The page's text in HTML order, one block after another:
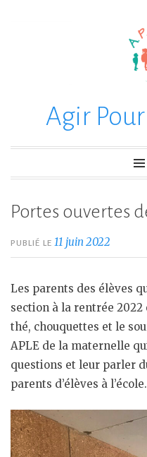
Agir
Portes ouvertes
PUBLIÉ LE 11 juin 2022
Les parents des élèves
section à la rentrée
thé, chouquettes et le
APLE de la maternelle
questions et leur parler
parents d’élèves à l’école.